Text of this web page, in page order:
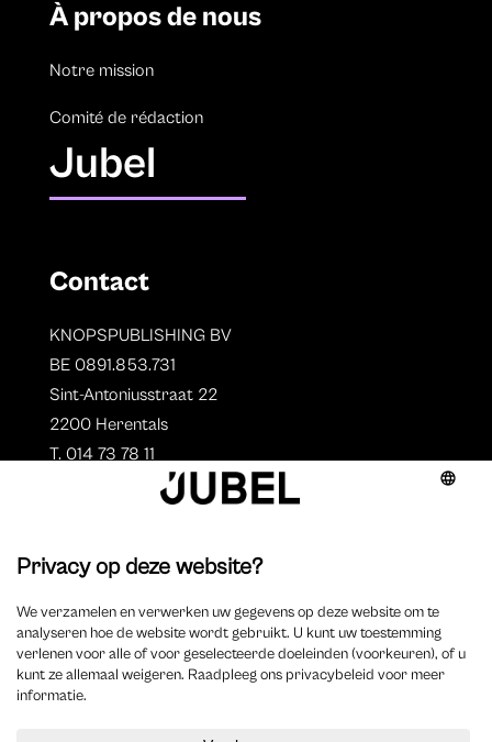
À propos de nous
Notre mission
Comité de rédaction
Jubel
Contact
KNOPSPUBLISHING BV
BE 0891.853.731
Sint-Antoniusstraat 22
2200 Herentals
T. 014 73 78 11
Aperçu des auteurs
Devenir auteur ?